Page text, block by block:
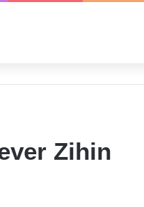
Zihin